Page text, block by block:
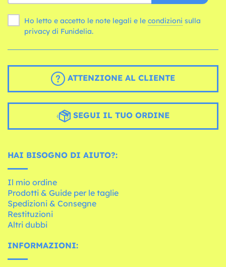
Ho letto e accetto le note legali e le condizioni
privacy di Funidelia.
ATTENZIONE AL CLIENTE
SEGUI IL TUO ORDINE
HAI BISOGNO DI AIUTO?:
Il mio ordine
Prodotti & Guide per le taglie
Spedizioni & Consegne
Restituzioni
Altri dubbi
INFORMAZIONI: